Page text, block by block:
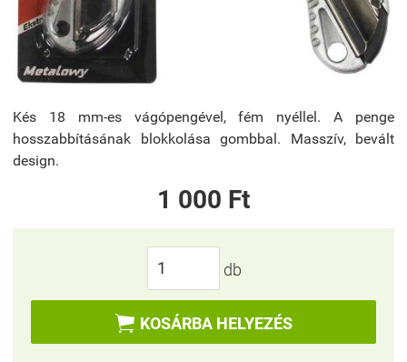
Kés 18 mm-es vágópengével, fém nyéllel. A penge
hosszabbításának blokkolása gombbal. Masszív, bevált
design.
1 000 Ft
db
 KOSÁRBA HELYEZÉS